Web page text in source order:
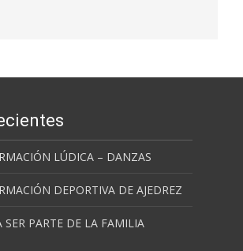
LÚDICA – DANZAS
DEPORTIVA DE AJEDREZ
SER PARTE DE LA FAMILIA